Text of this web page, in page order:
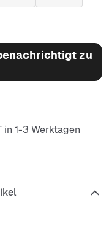
zu
in 1-3 Werktagen